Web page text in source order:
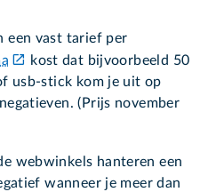
een vast tarief per
kost dat bijvoorbeeld 50
usb-stick kom je uit op
(Prijs november
webwinkels hanteren een
wanneer je meer dan